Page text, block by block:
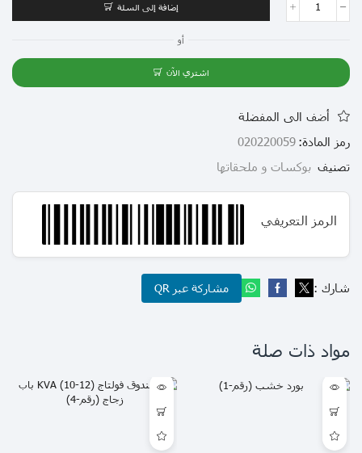
إضافة إلى السلة
أو
اشتري الآن
أضف الى المفضلة
رمز المادة: 020220059
تصنيف بوكسات و ملحقاتها
الرمز التعريفي
شارك : مشاركة عبر QR
مواد ذات صلة